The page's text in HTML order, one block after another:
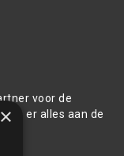
voor de
er alles aan de
×